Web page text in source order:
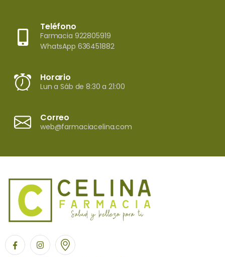
Teléfono
Farmacia 922805919
WhatsApp 636451882
Horario
Lun a Sáb de 8:30 a 21:00
Correo
web@farmaciacelina.com